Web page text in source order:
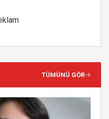
TÜMÜNÜ GÖR